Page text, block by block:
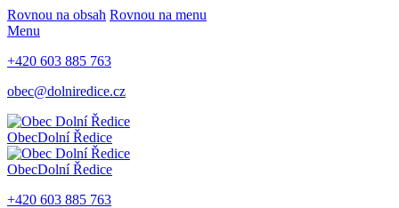
Rovnou na obsah Rovnou na menu
Menu
+420 603 885 763
obec@dolniredice.cz
ObecDolní Ředice
ObecDolní Ředice
+420 603 885 763